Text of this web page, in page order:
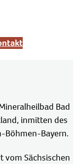
Bad
inmitten des
Böhmen-Bayern.
vom Sächsischen